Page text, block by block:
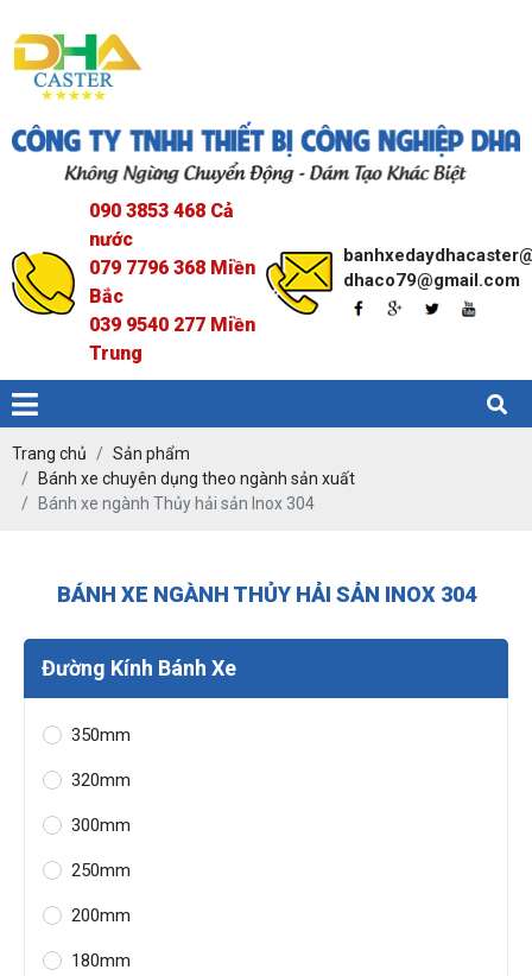
090 3853 468 Cả
nước
079 7796 368 Miền
Bắc
039 9540 277 Miền
Trung
dhaco79@gmail.com
Trang chủ
Sản phẩm
Bánh xe chuyên dụng theo ngành sản xuất
Bánh xe ngành Thủy hải sản Inox 304
BÁNH XE NGÀNH THỦY HẢI SẢN INOX 304
Đường Kính Bánh Xe
350mm
320mm
300mm
250mm
200mm
180mm